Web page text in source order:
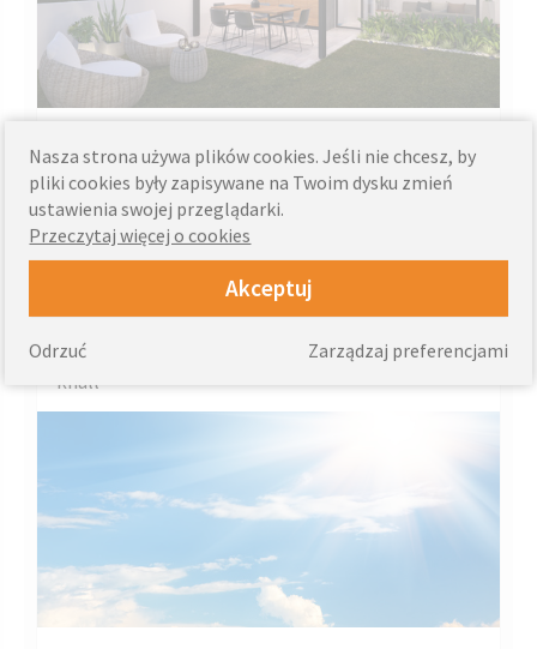
których latem przyjemnie płynie czas. Zieleń i słoneczna
pogoda sprzyjają odpoczynkowi. Jednak nie...
Więcej »
Ochrona przeciwsłoneczna – osłony zewnętrzne
knall
Nasza strona używa plików cookies. Jeśli nie chcesz, by
pliki cookies były zapisywane na Twoim dysku zmień
ustawienia swojej przeglądarki.
Przeczytaj więcej o cookies
Akceptuj
Zarządzaj preferencjami
Odrzuć